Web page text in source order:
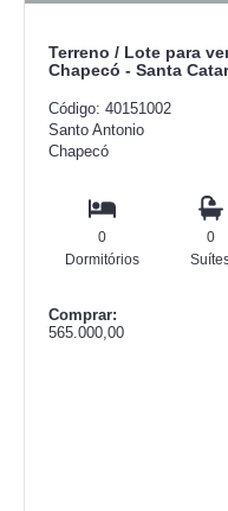
Terreno / Lote para
Chapecó - Santa
Código: 40151002
Santo Antonio
Chapecó
0
Dormitórios
0
Comprar:
565.000,00